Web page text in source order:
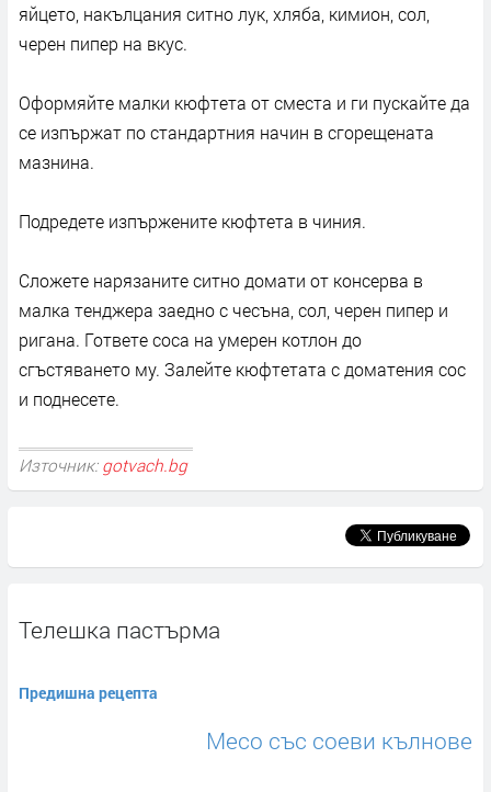
яйцето, накълцания ситно лук, хляба, кимион, сол,
черен пипер на вкус.
Оформяйте малки кюфтета от сместа и ги пускайте да
се изпържат по стандартния начин в сгорещената
мазнина.
Подредете изпържените кюфтета в чиния.
Сложете нарязаните ситно домати от консерва в
малка тенджера заедно с чесъна, сол, черен пипер и
ригана. Гответе соса на умерен котлон до
сгъстяването му. Залейте кюфтетата с доматения сос
и поднесете.
Източник: gotvach.bg
Телешка пастърма
Предишна рецепта
Месо със соеви кълнове